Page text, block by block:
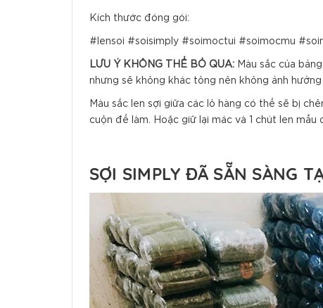
Kích thước đóng gói:
#lensoi #soisimply #soimoctui #soimocmu
LƯU Ý KHÔNG THỂ BỎ QUA: Màu sắc của
nhưng sẽ không khác tông nên không ảnh hưởng
Màu sắc len sợi giữa các lô hàng có thể sẽ bị
cuộn để làm. Hoặc giữ lại mác và 1 chút len
SỢI SIMPLY ĐÃ SẴN SÀNG